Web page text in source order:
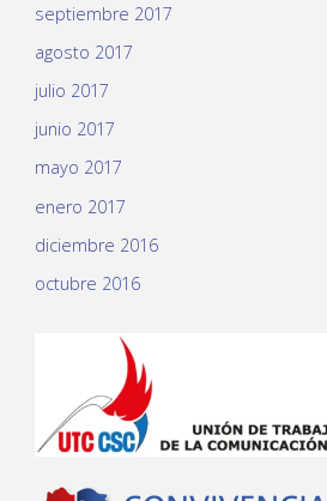
septiembre 2017
agosto 2017
julio 2017
junio 2017
mayo 2017
enero 2017
diciembre 2016
octubre 2016